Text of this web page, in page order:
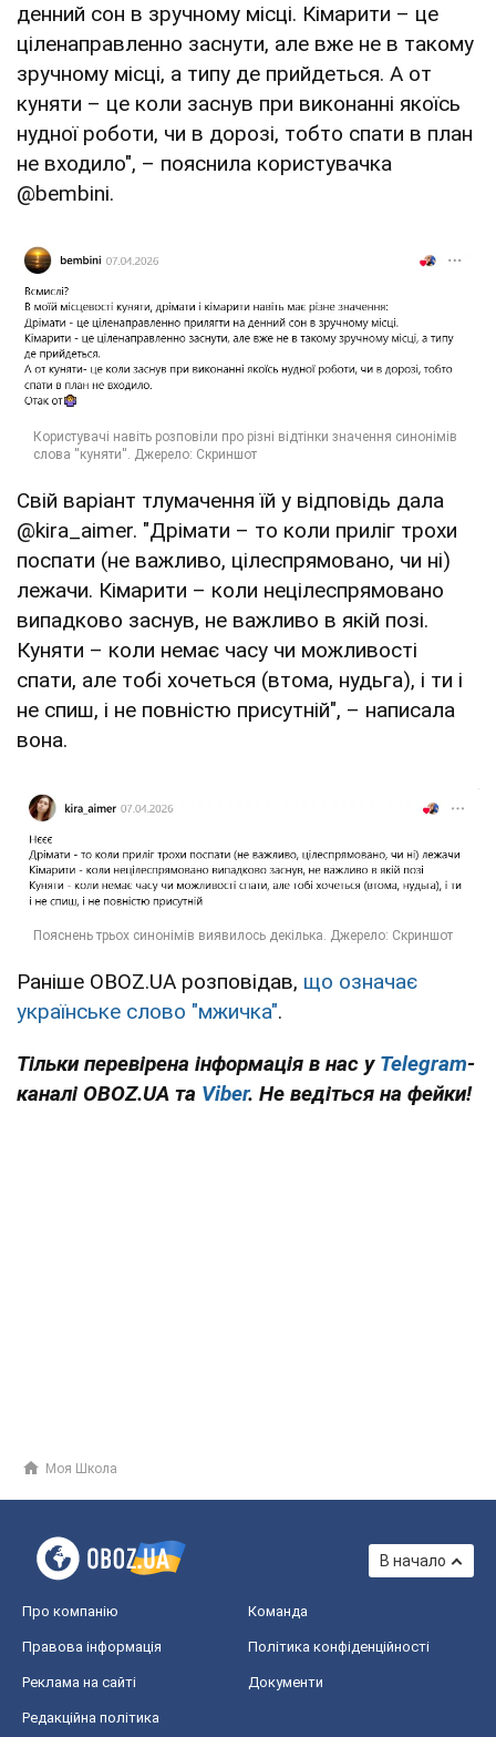
денний сон в зручному місці. Кімарити – це
ціленаправленно заснути, але вже не в такому
зручному місці, а типу де прийдеться. А от
куняти – це коли заснув при виконанні якоїсь
нудної роботи, чи в дорозі, тобто спати в план
не входило", – пояснила користувачка
@bembini.
Свій варіант тлумачення їй у відповідь дала
@kira_aimer. "Дрімати – то коли приліг трохи
поспати (не важливо, цілеспрямовано, чи ні)
лежачи. Кімарити – коли нецілеспрямовано
випадково заснув, не важливо в якій позі.
Куняти – коли немає часу чи можливості
спати, але тобі хочеться (втома, нудьга), і ти і
не спиш, і не повністю присутній", – написала
вона.
Раніше OBOZ.UA розповідав, що означає
українське слово "мжичка".
Тільки перевірена інформація в нас у Telegram-
каналі OBOZ.UA та Viber. Не ведіться на фейки!
Моя Школа
В начало
Про компанію Команда
Правова інформація Політика конфіденційності
Реклама на сайті Документи
Редакційна політика